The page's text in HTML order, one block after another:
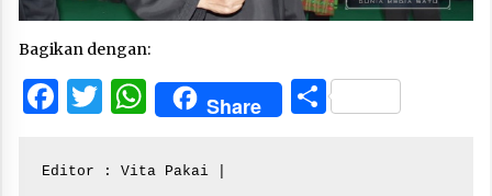
Bagikan dengan:
Facebook
Twitter
WhatsApp
Share Share
Editor : Vita Pakai |